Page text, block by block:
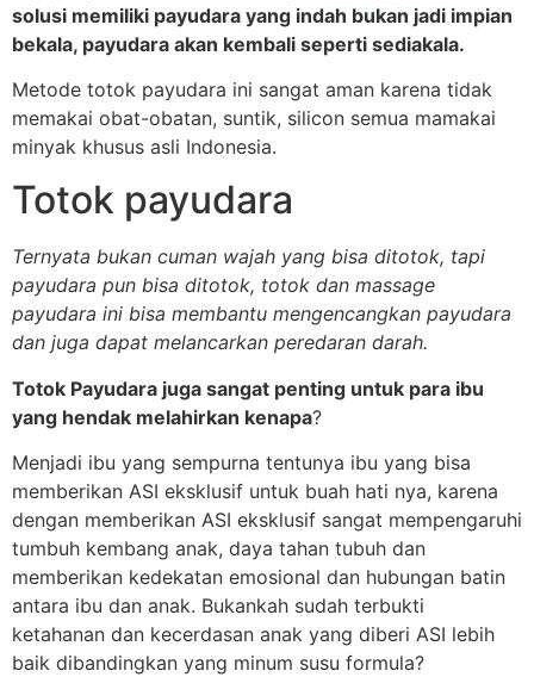
solusi memiliki payudara yang indah bukan jadi impian
bekala, payudara akan kembali seperti sediakala.
Metode totok payudara ini sangat aman karena tidak
memakai obat-obatan, suntik, silicon semua mamakai
minyak khusus asli Indonesia.
Totok payudara
Ternyata bukan cuman wajah yang bisa ditotok, tapi
payudara pun bisa ditotok, totok dan massage
payudara ini bisa membantu mengencangkan payudara
dan juga dapat melancarkan peredaran darah.
Totok Payudara juga sangat penting untuk para ibu
yang hendak melahirkan kenapa?
Menjadi ibu yang sempurna tentunya ibu yang bisa
memberikan ASI eksklusif untuk buah hati nya, karena
dengan memberikan ASI eksklusif sangat mempengaruhi
tumbuh kembang anak, daya tahan tubuh dan
memberikan kedekatan emosional dan hubungan batin
antara ibu dan anak. Bukankah sudah terbukti
ketahanan dan kecerdasan anak yang diberi ASI lebih
baik dibandingkan yang minum susu formula?